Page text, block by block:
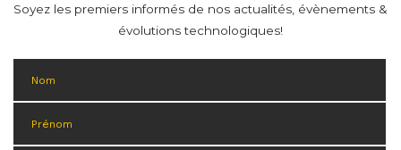
Soyez les premiers informés de nos actualités, évènements &
évolutions technologiques!